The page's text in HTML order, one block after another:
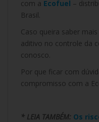
com a Ecofuel –
Brasil.
Caso queira saber
aditivo no controle da
conosco.
Por que ficar com
compromisso com a
* LEIA TAMBÉM: Os